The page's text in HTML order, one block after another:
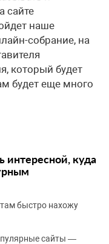
сайте
наше
собрание, на
который будет
будет еще много
интересной, куда
быстро нахожу
сайты —